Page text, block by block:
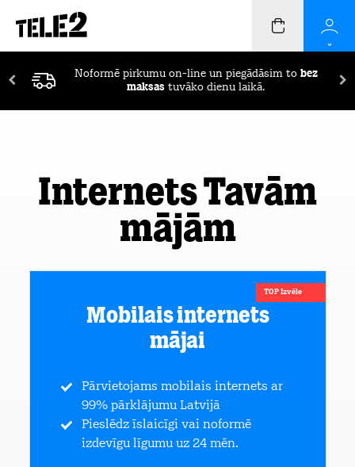
Noformē pirkumu on-line un piegādāsim to bez
maksas tuvāko dienu laikā.
Internets Tavām
mājām
TOP Izvēle
Mobilais internets
mājai
Pārvietojams mobilais internets ar
99% pārklājumu Latvijā
Pieslēdz īslaicīgi vai noformē
izdevīgu līgumu uz 24 mēn.